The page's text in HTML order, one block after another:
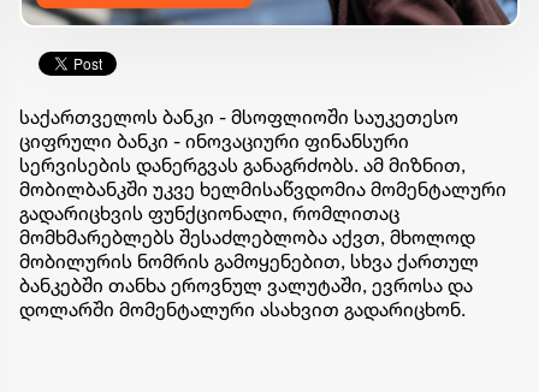
საქართველოს ბანკი - მსოფლიოში საუკეთესო
ციფრული ბანკი - ინოვაციური ფინანსური
სერვისების დანერგვას განაგრძობს. ამ მიზნით,
მობილბანკში უკვე ხელმისაწვდომია მომენტალური
გადარიცხვის ფუნქციონალი, რომლითაც
მომხმარებლებს შესაძლებლობა აქვთ, მხოლოდ
მობილურის ნომრის გამოყენებით, სხვა ქართულ
ბანკებში თანხა ეროვნულ ვალუტაში, ევროსა და
დოლარში მომენტალური ასახვით გადარიცხონ.